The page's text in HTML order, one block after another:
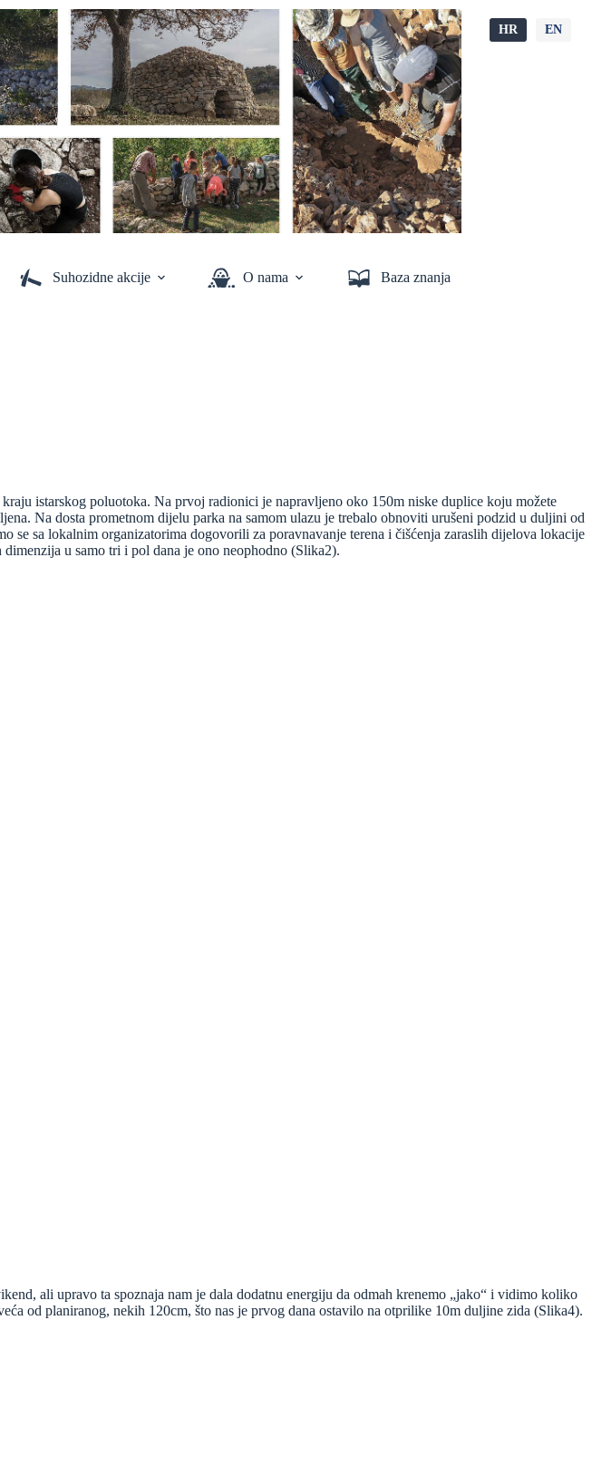
HR EN
Suhozidne akcije O nama Baza znanja
istarskog poluotoka. Na prvoj radionici je napravljeno oko 150m niske duplice koju možete
Na dosta prometnom dijelu parka na samom ulazu je trebalo obnoviti urušeni podzid u duljini od
sa lokalnim organizatorima dogovorili za poravnavanje terena i čišćenja zaraslih dijelova lokacije
u samo tri i pol dana je ono neophodno (Slika2).
ali upravo ta spoznaja nam je dala dodatnu energiju da odmah krenemo „jako“ i vidimo koliko
od planiranog, nekih 120cm, što nas je prvog dana ostavilo na otprilike 10m duljine zida (Slika4).